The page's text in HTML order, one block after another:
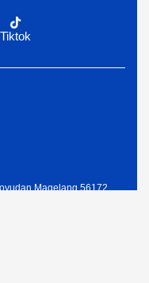
Tiktok
Magelang 56172